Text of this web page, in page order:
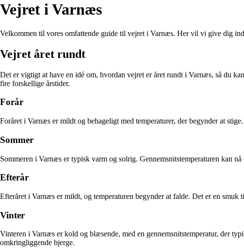
Vejret i Varnæs
Velkommen til vores omfattende guide til vejret i Varnæs. Her vil vi give dig
Vejret året rundt
Det er vigtigt at have en idé om, hvordan vejret er året rundt i Varnæs, så du
fire forskellige årstider.
Forår
Foråret i Varnæs er mildt og behageligt med temperaturer, der begynder at
Sommer
Sommeren i Varnæs er typisk varm og solrig. Gennemsnitstemperaturen kan
Efterår
Efteråret i Varnæs er mildt, og temperaturen begynder at falde. Det er en smuk
Vinter
Vinteren i Varnæs er kold og blæsende, med en gennemsnitstemperatur, der
omkringliggende bjerge.